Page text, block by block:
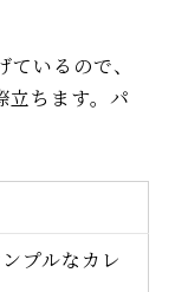
いるので、
立ちます。パ
プルなカレ